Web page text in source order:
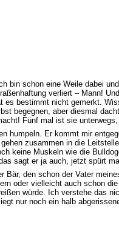
bin schon eine Weile dabei
verliert – Mann!
es bestimmt nicht gemerkt.
begegnen, aber diesmal
Fünf mal ist sie
humpeln. Er kommt mir
zusammen in die
keine Muskeln wie die
sagt er ja auch, jetzt spürt
Bär, den schon der Vater
oder vielleicht auch schon
würde. Ich verstehe das
nur noch ein halb